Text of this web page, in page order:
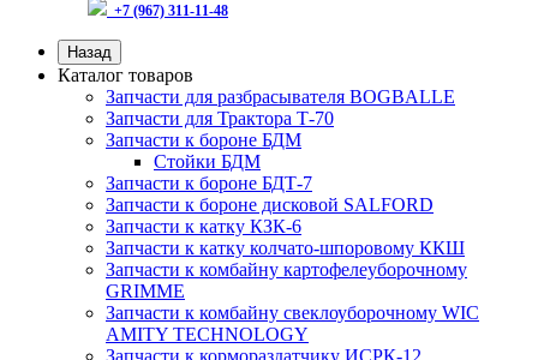
+7 (967) 311-11-48
Назад
Каталог товаров
Запчасти для разбрасывателя BOGBALLE
Запчасти для Трактора Т-70
Запчасти к бороне БДМ
Стойки БДМ
Запчасти к бороне БДТ-7
Запчасти к бороне дисковой SALFORD
Запчасти к катку КЗК-6
Запчасти к катку колчато-шпоровому ККШ
Запчасти к комбайну картофелеуборочному
GRIMME
Запчасти к комбайну свеклоуборочному WIC
AMITY TECHNOLOGY